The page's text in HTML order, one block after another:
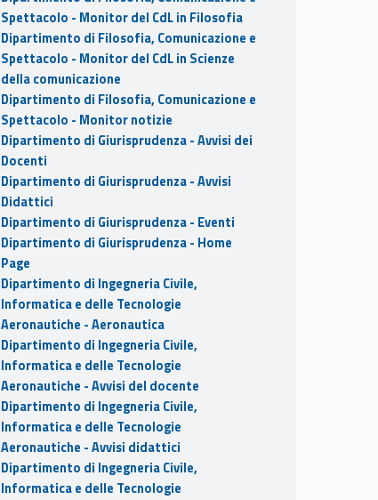
Spettacolo - Monitor del CdL in Filosofia
Dipartimento di Filosofia, Comunicazione e
Spettacolo - Monitor del CdL in Scienze
della comunicazione
Dipartimento di Filosofia, Comunicazione e
Spettacolo - Monitor notizie
Dipartimento di Giurisprudenza - Avvisi dei
Docenti
Dipartimento di Giurisprudenza - Avvisi
Didattici
Dipartimento di Giurisprudenza - Eventi
Dipartimento di Giurisprudenza - Home
Page
Dipartimento di Ingegneria Civile,
Informatica e delle Tecnologie
Aeronautiche - Aeronautica
Dipartimento di Ingegneria Civile,
Informatica e delle Tecnologie
Aeronautiche - Avvisi del docente
Dipartimento di Ingegneria Civile,
Informatica e delle Tecnologie
Aeronautiche - Avvisi didattici
Dipartimento di Ingegneria Civile,
Informatica e delle Tecnologie